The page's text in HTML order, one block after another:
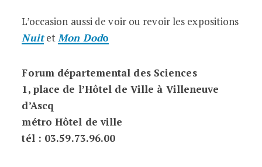
L’occasion aussi de voir ou revoir les expositions
NuitetMon Dodo
Forum départemental des Sciences
1, place de l’Hôtel de Ville à Villeneuve
d’Ascq
métro Hôtel de ville
tél : 03.59.73.96.00